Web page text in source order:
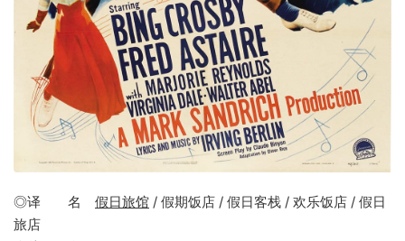
◎译 名 假日旅馆 / 假期饭店 / 假日客栈 / 欢乐饭店 / 假日
旅店